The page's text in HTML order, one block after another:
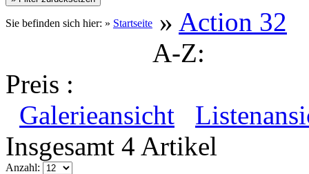
Sie befinden sich hier: » Startseite » Action 32
A-Z:
Preis :
Galerieansicht
Insgesamt 4 Artikel
Anzahl: